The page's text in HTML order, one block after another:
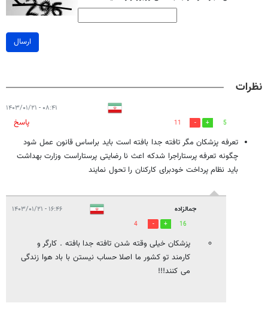
ارسال
نظرات
۰۸:۴۱ - ۱۴۰۳/۰۱/۲۱
5
11
پاسخ
تعرفه پزشکان مگر تافته جدا بافته است باید براساس قانون عمل شود
چگونه تعرفه پرستاراجرا شدکه اعث نا رضایتی پرستاراست وزارت بهداشت
باید نظام پرداخت خودبرای کارکنان را تحول نمایند
جمالزاده ۱۶:۴۶ - ۱۴۰۳/۰۱/۲۱
16
4
پزشکان خیلی وقته شدن تافته جدا بافته . کارگر و
کارمند تو کشور ما اصلا حساب نیستن با باد هوا زندگی
می کنند!!!